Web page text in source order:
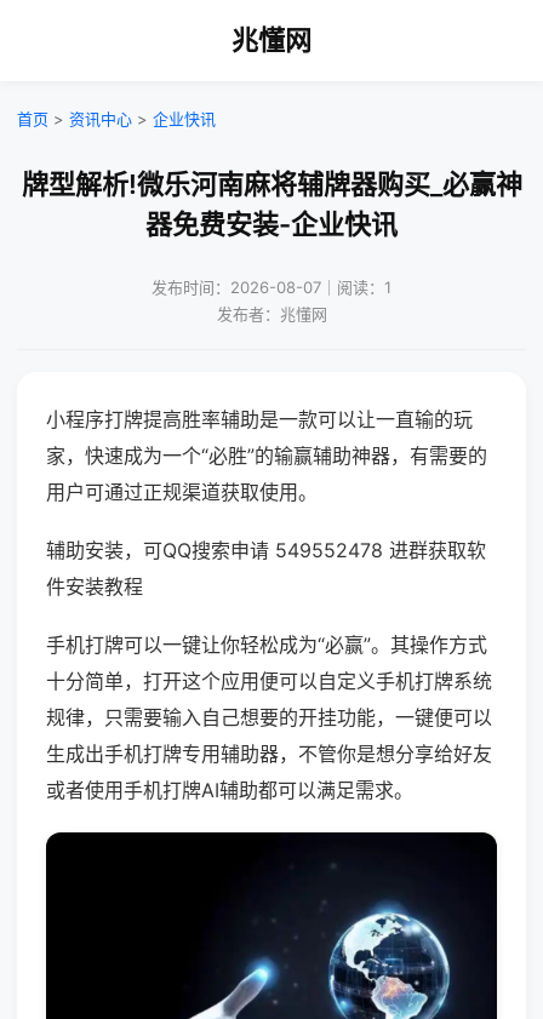
兆懂网
首页 > 资讯中心 > 企业快讯
牌型解析!微乐河南麻将辅牌器购买_必赢神
器免费安装-企业快讯
发布时间：2026-08-07｜阅读：1
发布者：兆懂网
小程序打牌提高胜率辅助是一款可以让一直输的玩
家，快速成为一个“必胜”的输赢辅助神器，有需要的
用户可通过正规渠道获取使用。
辅助安装，可QQ搜索申请 549552478 进群获取软
件安装教程
手机打牌可以一键让你轻松成为“必赢”。其操作方式
十分简单，打开这个应用便可以自定义手机打牌系统
规律，只需要输入自己想要的开挂功能，一键便可以
生成出手机打牌专用辅助器，不管你是想分享给好友
或者使用手机打牌AI辅助都可以满足需求。